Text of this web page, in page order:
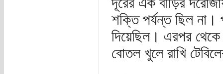
শক্তি পর্যন্ত ছিল না।
দিয়েছিল। এরপর
বোতল খুলে রাখি